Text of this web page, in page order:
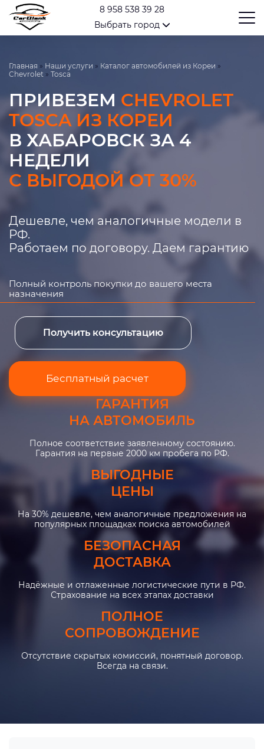
8 958 538 39 28
Выбрать город
Главная » Наши услуги » Каталог автомобилей из Кореи »
Chevrolet » Tosca
ПРИВЕЗЕМ CHEVROLET
TOSCA ИЗ КОРЕИ
В ХАБАРОВСК ЗА 4
НЕДЕЛИ
С ВЫГОДОЙ ОТ 30%
Дешевле, чем аналогичные модели в
РФ.
Работаем по договору. Даем гарантию
Полный контроль покупки до вашего места
назначения
Получить консультацию
Бесплатный расчет
ГАРАНТИЯ
НА АВТОМОБИЛЬ
Полное соответствие заявленному состоянию.
Гарантия на первые 2000 км пробега по РФ.
ВЫГОДНЫЕ
ЦЕНЫ
На 30% дешевле, чем аналогичные предложения на
популярных площадках поиска автомобилей
БЕЗОПАСНАЯ
ДОСТАВКА
Надёжные и отлаженные логистические пути в РФ.
Страхование на всех этапах доставки
ПОЛНОЕ
СОПРОВОЖДЕНИЕ
Отсутствие скрытых комиссий, понятный договор.
Всегда на связи.